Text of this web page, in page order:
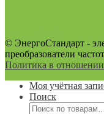
© ЭнергоСтандарт -
преобразователи
Политика в
Моя учётная
Поиск
Искать: